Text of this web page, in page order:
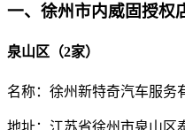
一、徐州市内威固授权
泉山区（2家）
名称：徐州新特奇汽车服务